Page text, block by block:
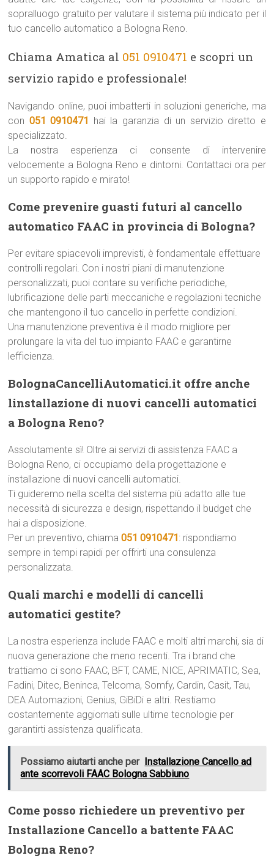
sopralluogo gratuito per valutare il sistema più indicato per il
tuo cancello automatico a Bologna Reno.
Chiama Amatica al 051 0910471 e scopri un
servizio rapido e professionale!
Navigando online, puoi imbatterti in soluzioni generiche, ma
con 051 0910471 hai la garanzia di un servizio diretto e
specializzato.
La nostra esperienza ci consente di intervenire
velocemente a Bologna Reno e dintorni. Contattaci ora per
un supporto rapido e mirato!
Come prevenire guasti futuri al cancello
automatico FAAC in provincia di Bologna?
Per evitare spiacevoli imprevisti, è fondamentale effettuare
controlli regolari. Con i nostri piani di manutenzione
personalizzati, puoi contare su verifiche periodiche,
lubrificazione delle parti meccaniche e regolazioni tecniche
che mantengono il tuo cancello in perfette condizioni.
Una manutenzione preventiva è il modo migliore per
prolungare la vita del tuo impianto FAAC e garantirne
lefficienza.
BolognaCancelliAutomatici.it offre anche
linstallazione di nuovi cancelli automatici
a Bologna Reno?
Assolutamente sì! Oltre ai servizi di assistenza FAAC a
Bologna Reno, ci occupiamo della progettazione e
installazione di nuovi cancelli automatici.
Ti guideremo nella scelta del sistema più adatto alle tue
necessità di sicurezza e design, rispettando il budget che
hai a disposizione.
Per un preventivo, chiama051 0910471: rispondiamo
sempre in tempi rapidi per offrirti una consulenza
personalizzata.
Quali marchi e modelli di cancelli
automatici gestite?
La nostra esperienza include FAAC e molti altri marchi, sia di
nuova generazione che meno recenti. Tra i brand che
trattiamo ci sono FAAC, BFT, CAME, NICE, APRIMATIC, Sea,
Fadini, Ditec, Beninca, Telcoma, Somfy, Cardin, Casit, Tau,
DEA Automazioni, Genius, GiBiDi e altri. Restiamo
costantemente aggiornati sulle ultime tecnologie per
garantirti assistenza qualificata.
Possiamo aiutarti anche per Installazione Cancello ad
ante scorrevoli FAAC Bologna Sabbiuno
Come posso richiedere un preventivo per
Installazione Cancello a battente FAAC
Bologna Reno?